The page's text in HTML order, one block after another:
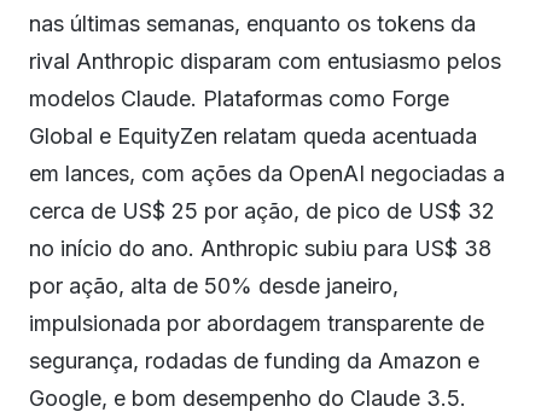
nas últimas semanas, enquanto os tokens da
rival Anthropic disparam com entusiasmo pelos
modelos Claude. Plataformas como Forge
Global e EquityZen relatam queda acentuada
em lances, com ações da OpenAI negociadas a
cerca de US$ 25 por ação, de pico de US$ 32
no início do ano. Anthropic subiu para US$ 38
por ação, alta de 50% desde janeiro,
impulsionada por abordagem transparente de
segurança, rodadas de funding da Amazon e
Google, e bom desempenho do Claude 3.5.